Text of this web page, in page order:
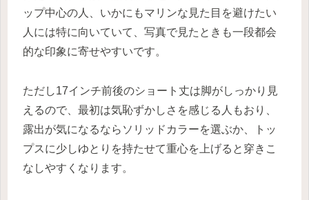
ップ中心の人、いかにもマリンな見た目を避けたい
人には特に向いていて、写真で見たときも一段都会
的な印象に寄せやすいです。
ただし17インチ前後のショート丈は脚がしっかり見
えるので、最初は気恥ずかしさを感じる人もおり、
露出が気になるならソリッドカラーを選ぶか、トッ
プスに少しゆとりを持たせて重心を上げると穿きこ
なしやすくなります。